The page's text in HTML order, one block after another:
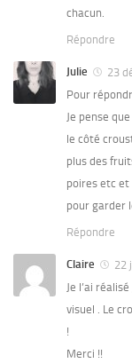
chacun.
Répondre
Julie
23
Pour
Je pense
le côté
plus des
poires etc et
pour garder
Répondre
Claire
22
Je l’ai
visuel . Le
!
Merci !!